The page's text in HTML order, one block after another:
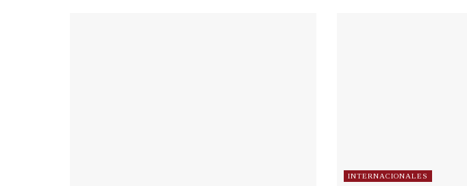
INTERNACIONALES